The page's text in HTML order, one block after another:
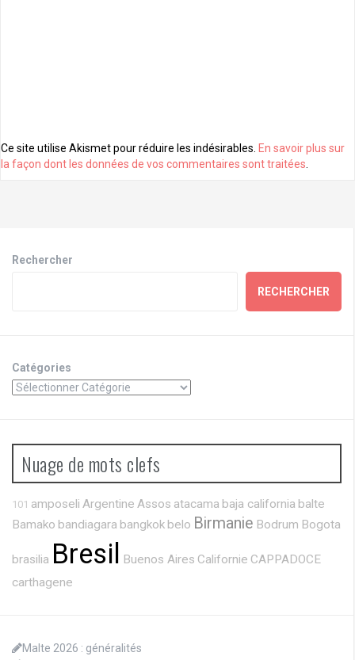
Ce site utilise Akismet pour réduire les indésirables. En savoir plus sur
la façon dont les données de vos commentaires sont traitées
Rechercher
RECHERCHER
Catégories
Nuage de mots clefs
101 amposeli Argentine Assos atacama baja california balte
Bamako bandiagara bangkok belo Birmanie Bodrum Bogota
brasilia Bresil Buenos Aires Californie CAPPADOCE
carthagene
Malte 2026 : généralités